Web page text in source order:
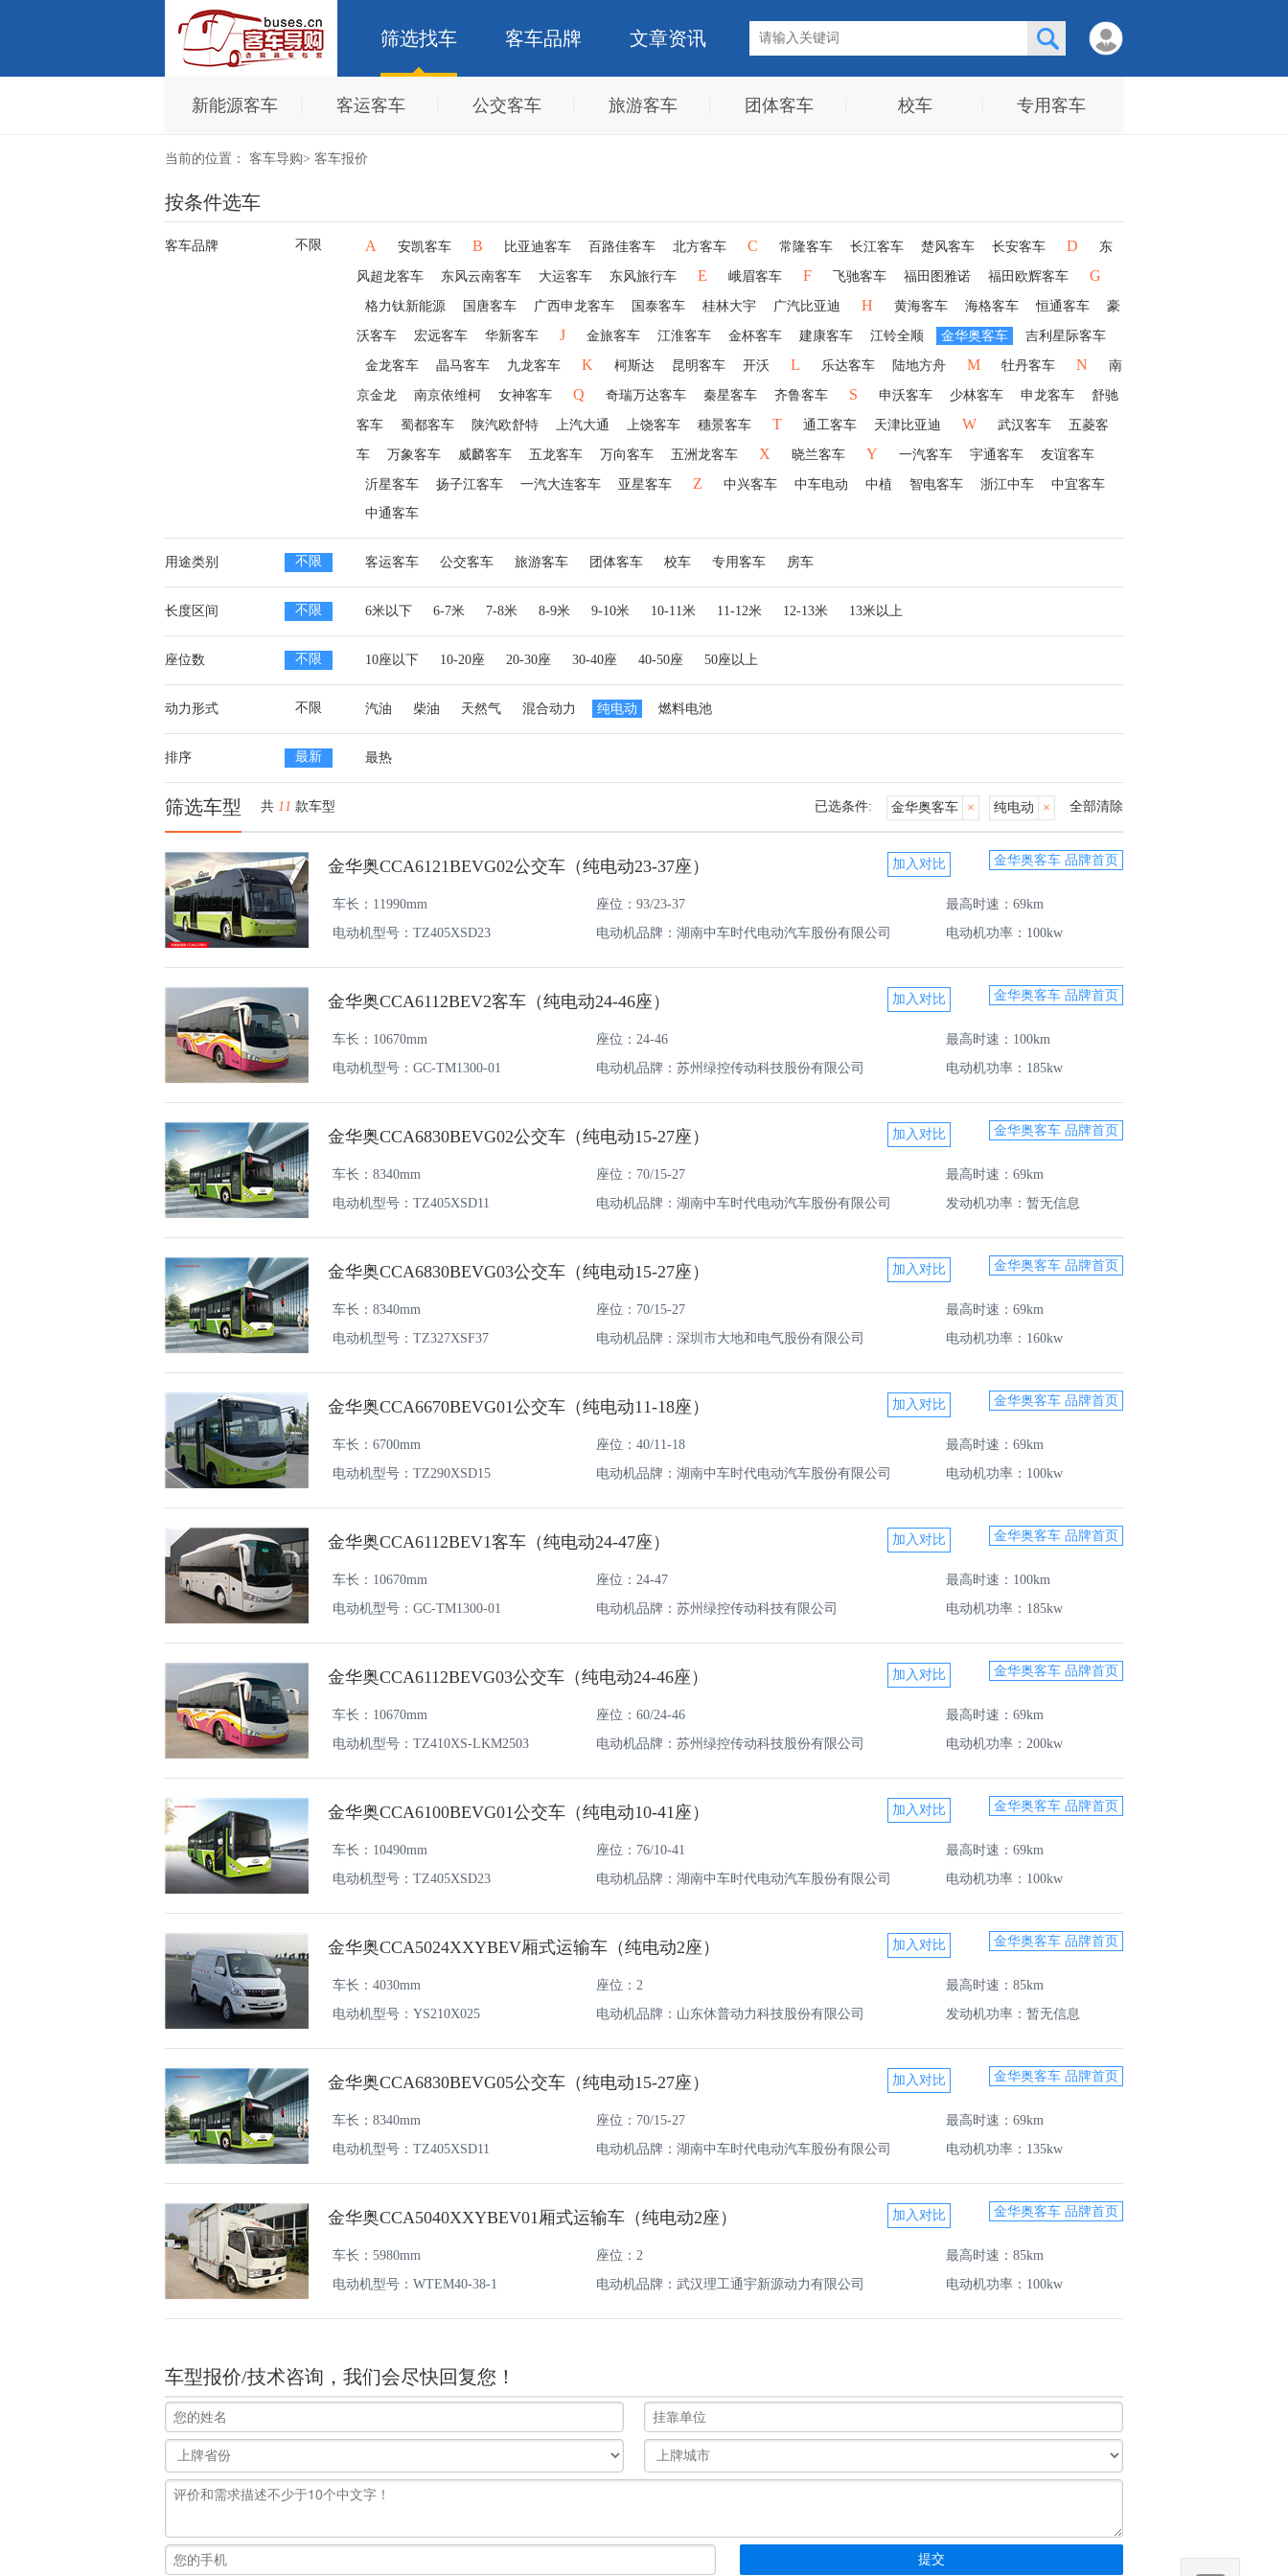
筛选找车 客车品牌 文章资讯
新能源客车 客运客车 公交客车 旅游客车 团体客车 校车 专用客车
当前的位置： 客车导购> 客车报价
按条件选车
客车品牌 不限 A 安凯客车 B 比亚迪客车 百路佳客车 北方客车 C 常隆客车 长江客车 楚风客车 长安客车 D 东
风超龙客车 东风云南客车 大运客车 东风旅行车 E 峨眉客车 F 飞驰客车 福田图雅诺 福田欧辉客车 G
格力钛新能源 国唐客车 广西申龙客车 国泰客车 桂林大宇 广汽比亚迪 H 黄海客车 海格客车 恒通客车 豪
沃客车 宏远客车 华新客车 J 金旅客车 江淮客车 金杯客车 建康客车 江铃全顺 金华奥客车 吉利星际客车
金龙客车 晶马客车 九龙客车 K 柯斯达 昆明客车 开沃 L 乐达客车 陆地方舟 M 牡丹客车 N 南
京金龙 南京依维柯 女神客车 Q 奇瑞万达客车 秦星客车 齐鲁客车 S 申沃客车 少林客车 申龙客车 舒驰
客车 蜀都客车 陕汽欧舒特 上汽大通 上饶客车 穗景客车 T 通工客车 天津比亚迪 W 武汉客车 五菱客
车 万象客车 威麟客车 五龙客车 万向客车 五洲龙客车 X 晓兰客车 Y 一汽客车 宇通客车 友谊客车
沂星客车 扬子江客车 一汽大连客车 亚星客车 Z 中兴客车 中车电动 中植 智电客车 浙江中车
中宜客车
中通客车
用途类别 不限 客运客车 公交客车 旅游客车 团体客车 校车 专用客车 房车
长度区间 不限 6米以下 6-7米 7-8米 8-9米 9-10米 10-11米 11-12米 12-13米 13米以上
座位数 不限 10座以下 10-20座 20-30座 30-40座 40-50座 50座以上
动力形式 不限 汽油 柴油 天然气 混合动力 纯电动 燃料电池
排序 最新 最热
筛选车型 共 11 款车型 全部清除
纯电动 ×
金华奥客车 ×
已选条件:
金华奥CCA6121BEVG02公交车（纯电动23-37座）
车长：11990mm 座位：93/23-37
最高时速：69km
电动机型号：TZ405XSD23
电动机品牌：湖南中车时代电动汽车股份有限公司 电动机功率：100kw
金华奥客车 品牌首页
金华奥CCA6112BEV2客车（纯电动24-46座）
车长：10670mm 座位：24-46
最高时速：100km
电动机型号：GC-TM1300-01
电动机品牌：苏州绿控传动科技股份有限公司 电动机功率：185kw
金华奥客车 品牌首页
金华奥CCA6830BEVG02公交车（纯电动15-27座）
车长：8340mm 座位：70/15-27
最高时速：69km
电动机型号：TZ405XSD11
电动机品牌：湖南中车时代电动汽车股份有限公司 发动机功率：暂无信息
金华奥客车 品牌首页
金华奥CCA6830BEVG03公交车（纯电动15-27座）
车长：8340mm 座位：70/15-27
最高时速：69km
电动机型号：TZ327XSF37
电动机品牌：深圳市大地和电气股份有限公司 电动机功率：160kw
金华奥客车 品牌首页
金华奥CCA6670BEVG01公交车（纯电动11-18座）
车长：6700mm 座位：40/11-18
最高时速：69km
电动机型号：TZ290XSD15
电动机品牌：湖南中车时代电动汽车股份有限公司 电动机功率：100kw
金华奥客车 品牌首页
金华奥CCA6112BEV1客车（纯电动24-47座）
车长：10670mm 座位：24-47
最高时速：100km
电动机型号：GC-TM1300-01
电动机品牌：苏州绿控传动科技有限公司 电动机功率：185kw
金华奥客车 品牌首页
金华奥CCA6112BEVG03公交车（纯电动24-46座）
车长：10670mm 座位：60/24-46
最高时速：69km
电动机型号：TZ410XS-LKM2503
电动机品牌：苏州绿控传动科技股份有限公司 电动机功率：200kw
金华奥客车 品牌首页
金华奥CCA6100BEVG01公交车（纯电动10-41座）
车长：10490mm 座位：76/10-41
最高时速：69km
电动机型号：TZ405XSD23
电动机品牌：湖南中车时代电动汽车股份有限公司 电动机功率：100kw
金华奥客车 品牌首页
金华奥CCA5024XXYBEV厢式运输车（纯电动2座）
车长：4030mm 座位：2
最高时速：85km
电动机型号：YS210X025
电动机品牌：山东休普动力科技股份有限公司 发动机功率：暂无信息
金华奥客车 品牌首页
金华奥CCA6830BEVG05公交车（纯电动15-27座）
车长：8340mm 座位：70/15-27
最高时速：69km
电动机型号：TZ405XSD11
电动机品牌：湖南中车时代电动汽车股份有限公司 电动机功率：135kw
金华奥客车 品牌首页
金华奥CCA5040XXYBEV01厢式运输车（纯电动2座）
车长：5980mm 座位：2
最高时速：85km
电动机型号：WTEM40-38-1
电动机品牌：武汉理工通宇新源动力有限公司 电动机功率：100kw
金华奥客车 品牌首页
车型报价/技术咨询，我们会尽快回复您！